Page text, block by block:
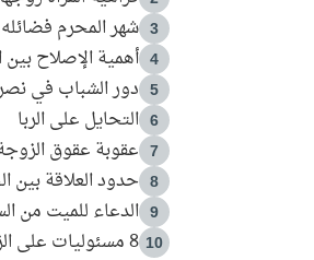
3 شهر المحرم فضائله
4 أهمية الإصلاح
5 دور الشباب في
6 التحايل على الربا
7 عقوبة عقوق
8 حدود العلاقة بين
9 الدعاء للميت من
10 8 مسئوليات على الزوج تجاه زوجته